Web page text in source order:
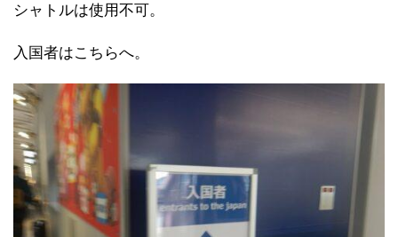
シャトルは使用不可。
入国者はこちらへ。